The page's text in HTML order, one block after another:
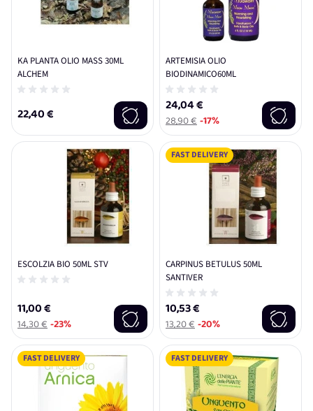
KA PLANTA OLIO MASS 30ML
ALCHEM
22,40 €
ARTEMISIA OLIO
BIODINAMICO60ML
24,04 €
28,90 €-17%
ESCOLZIA BIO 50ML STV
11,00 €
14,30 €-23%
FAST DELIVERY
CARPINUS BETULUS 50ML
SANTIVER
10,53 €
13,20 €-20%
FAST DELIVERY FAST DELIVERY